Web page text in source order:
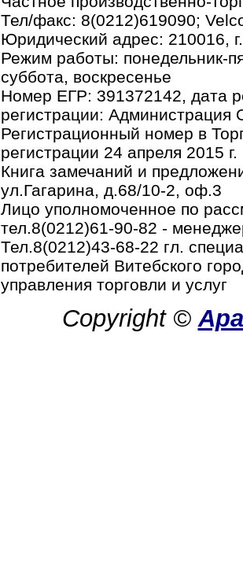
Тел/факс: 8(0212)619090;
Юридический адрес: 210016,
Режим работы: понедельник-
суббота, воскресенье
Номер ЕГР: 391372142, дата
регистрации: Администрация
Регистрационный номер в
регистрации 24 апреля 2015 г.
Книга замечаний и
ул.Гагарина, д.68/10-2, оф.3
Лицо уполномоченное по
тел.8(0212)61-90-82 -
Тел.8(0212)43-68-22 гл.
потребителей Витебского
управления торговли и услуг
Copyright ©